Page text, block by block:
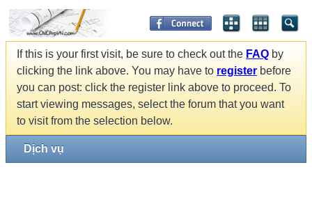
If this is your first visit, be sure to check out the FAQ by
clicking the link above. You may have to register before
you can post: click the register link above to proceed. To
start viewing messages, select the forum that you want
to visit from the selection below.
Dịch vụ